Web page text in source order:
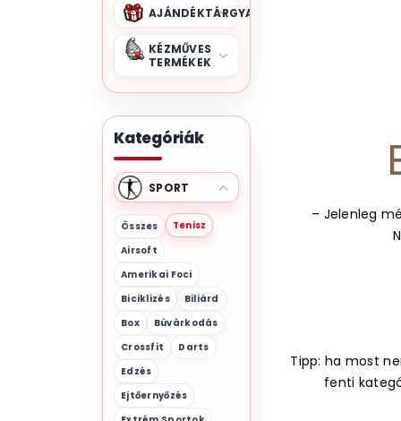
AJÁNDÉKTÁRGYAK
KÉZMŰVES
TERMÉKEK
Kategóriák
SPORT
Összes
Tenisz
Airsoft
Amerikai Foci
Biciklizés
Biliárd
Box
Búvárkodás
Crossfit
Darts
Edzés
Ejtőernyőzés
– Jelenleg
Tipp: ha most
fenti